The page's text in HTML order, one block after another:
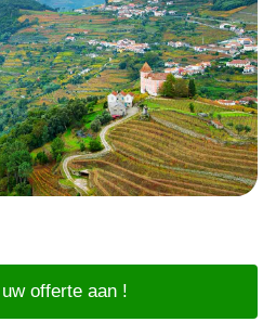
offerte aan !